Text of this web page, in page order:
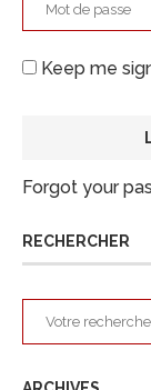
Keep me
Forgot your
RECHERCHER